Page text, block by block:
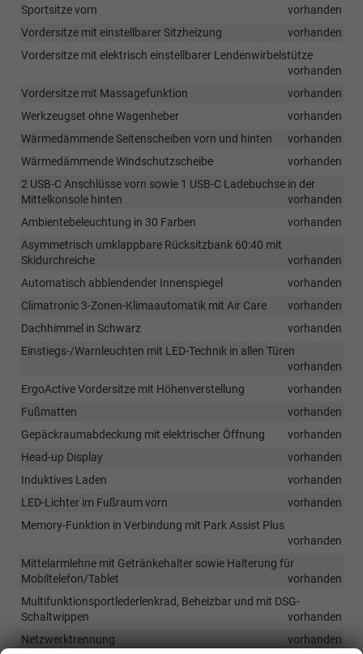
Sportsitze vorn
vorhanden
Vordersitze mit einstellbarer Sitzheizung
vorhanden
Vordersitze mit elektrisch einstellbarer Lendenwirbelstütze
vorhanden
Vordersitze mit Massagefunktion
vorhanden
Werkzeugset ohne Wagenheber
vorhanden
Wärmedämmende Seitenscheiben vorn und hinten
vorhanden
Wärmedämmende Windschutzscheibe
vorhanden
2 USB-C Anschlüsse vorn sowie 1 USB-C Ladebuchse in der
Mittelkonsole hinten
vorhanden
Ambientebeleuchtung in 30 Farben
vorhanden
Asymmetrisch umklappbare Rücksitzbank 60:40 mit
Skidurchreiche
vorhanden
Automatisch abblendender Innenspiegel
vorhanden
Climatronic 3-Zonen-Klimaautomatik mit Air Care
vorhanden
Dachhimmel in Schwarz
vorhanden
Einstiegs-/Warnleuchten mit LED-Technik in allen Türen
vorhanden
ErgoActive Vordersitze mit Höhenverstellung
vorhanden
Fußmatten
vorhanden
Gepäckraumabdeckung mit elektrischer Öffnung
vorhanden
Head-up Display
vorhanden
Induktives Laden
vorhanden
LED-Lichter im Fußraum vorn
vorhanden
Memory-Funktion in Verbindung mit Park Assist Plus
vorhanden
Mittelarmlehne mit Getränkehalter sowie Halterung für
Mobiltelefon/Tablet
vorhanden
Multifunktionsportlederlenkrad, Beheizbar und mit DSG-
Schaltwippen
vorhanden
Netzwerktrennung
vorhanden